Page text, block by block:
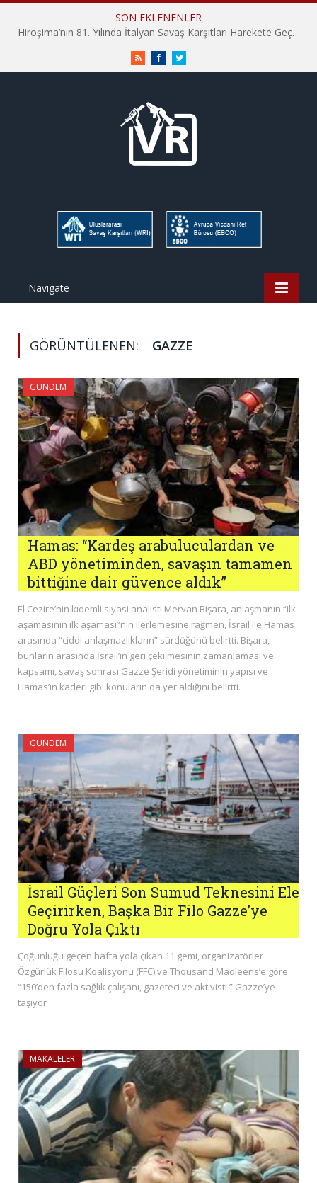
SON EKLENENLER
Hiroşima’nın 81. Yılında İtalyan Savaş Karşıtları Harekete Geçti: “Hatırlamak yeterli değil”
RSS FacebookTwitter
Navigate
GÖRÜNTÜLENEN: GAZZE
GÜNDEM
Hamas: “Kardeş arabuluculardan ve
ABD yönetiminden, savaşın tamamen
bittiğine dair güvence aldık”
El Cezire’nin kıdemli siyasi analisti Mervan Bişara, anlaşmanın “ilk
aşamasının ilk aşaması”nın ilerlemesine rağmen, İsrail ile Hamas
arasında “ciddi anlaşmazlıkların” sürdüğünü belirtti. Bişara,
bunların arasında İsrail’in geri çekilmesinin zamanlaması ve
kapsamı, savaş sonrası Gazze Şeridi yönetiminin yapısı ve
Hamas’ın kaderi gibi konuların da yer aldığını belirtti.
GÜNDEM
İsrail Güçleri Son Sumud Teknesini Ele
Geçirirken, Başka Bir Filo Gazze’ye
Doğru Yola Çıktı
Çoğunluğu geçen hafta yola çıkan 11 gemi, organizatörler
Özgürlük Filosu Koalisyonu (FFC) ve Thousand Madleens’e göre
“150’den fazla sağlık çalışanı, gazeteci ve aktivisti ” Gazze’ye
taşıyor .
MAKALELER